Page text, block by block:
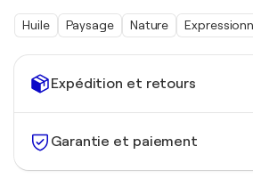
Expédition et retours
Garantie et paiement
Huile Paysage Nature